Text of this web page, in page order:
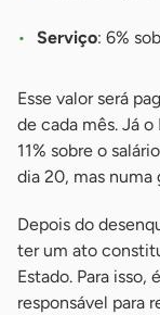
Serviço: 6%
Esse valor será
de cada mês. Já o
11% sobre o
dia 20, mas numa
Depois do
ter um ato
Estado. Para
responsável para